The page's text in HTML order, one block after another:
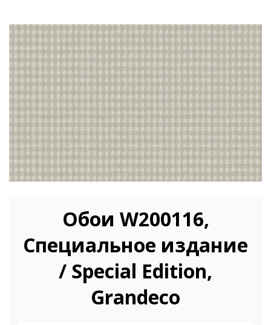
Обои W200116,
Специальное издание
/ Special Edition,
Grandeco